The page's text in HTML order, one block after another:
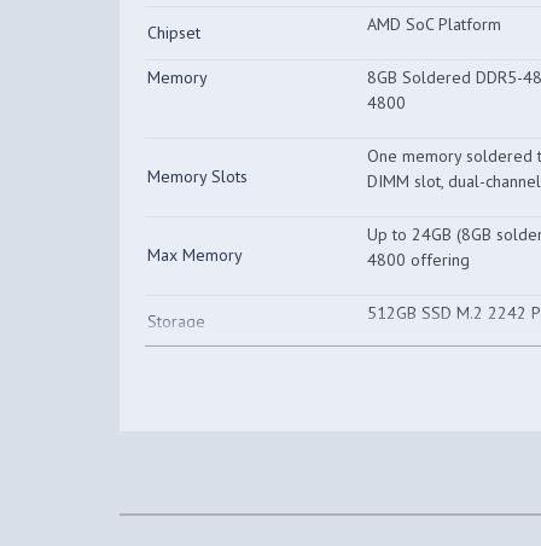
Chipset AMD SoC Platform
Memory
8GB Soldered DDR5-
4800
Memory Slots
One memory soldered
DIMM slot, dual-
Max Memory
Up to 24GB (8GB
4800 offering
Storage 512GB SSD M.2 2242
Up to two drives, 2x